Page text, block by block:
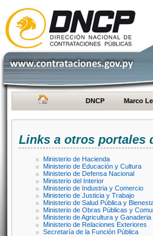
DNCP Marco
Links a otros portales
Ministerio de Hacienda
Ministerio de Educación y Cultura
Ministerio de Defensa Nacional
Ministerio del Interior
Ministerio de Industria y Comercio
Ministerio de Justicia y Trabajo
Ministerio de Salud Pública y
Ministerio de Obras Públicas y
Ministerio de Agricultura y Ganaderia
Ministerio de Relaciones Exteriores
Secretaría de la Función Pública